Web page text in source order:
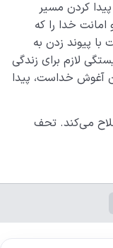
کردن مسیر
خدا را که
پیوند زدن به
لازم برای زندگی
آغوش خداست، پیدا
مى‌کند. تحف